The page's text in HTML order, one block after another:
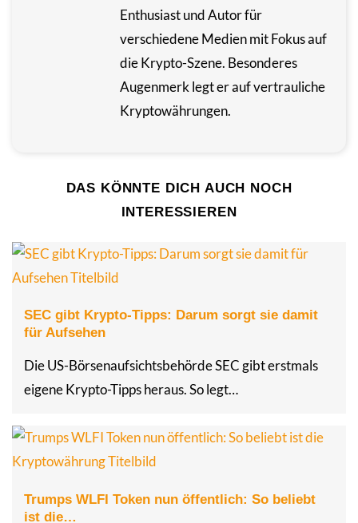
Enthusiast und Autor für
verschiedene Medien mit Fokus auf
die Krypto-Szene. Besonderes
Augenmerk legt er auf vertrauliche
Kryptowährungen.
DAS KÖNNTE DICH AUCH NOCH
INTERESSIEREN
SEC gibt Krypto-Tipps: Darum sorgt sie damit
für Aufsehen
Die US-Börsenaufsichtsbehörde SEC gibt erstmals
eigene Krypto-Tipps heraus. So legt…
Trumps WLFI Token nun öffentlich: So beliebt
ist die…